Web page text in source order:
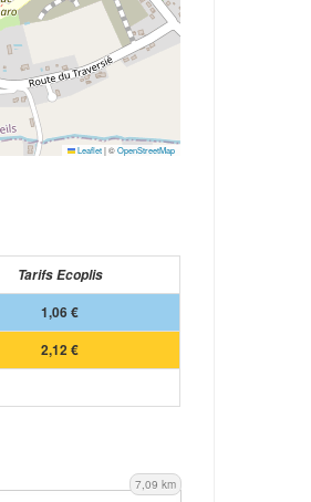
Leaflet|©OpenStreetMap
Tarifs Ecoplis
1,06 €
2,12 €
7,09 km